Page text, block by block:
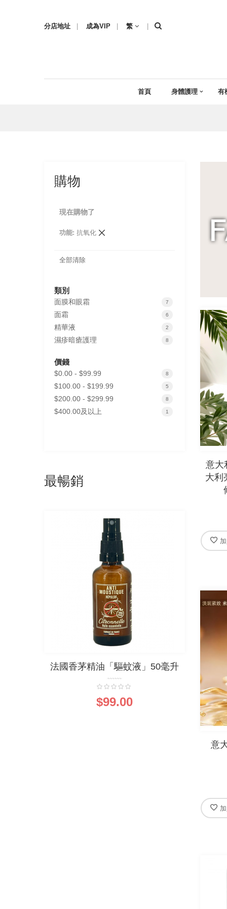
分店地址 成為VIP 繁
首頁 身體護理 有
意大
大利
意
購物
現在購物了
功能 抗氧化
全部清除
類別
面膜和眼霜 7items
面霜 6items
精華液 2items
濕疹暗瘡護理 8items
價錢
$0.00 - $99.99 8items
$100.00 - $199.99 5items
$200.00 - $299.99 8items
$400.00及以上 1
最暢銷
法國香茅精油「驅蚊液」50毫升
$99.00